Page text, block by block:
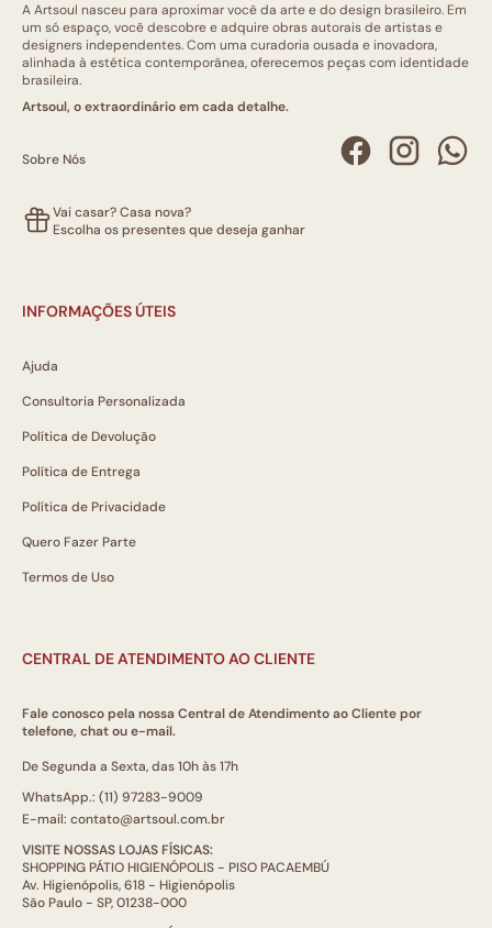
A Artsoul nasceu para aproximar você da arte e do design brasileiro. Em
um só espaço, você descobre e adquire obras autorais de artistas e
designers independentes. Com uma curadoria ousada e inovadora,
alinhada à estética contemporânea, oferecemos peças com identidade
brasileira.
Artsoul, o extraordinário em cada detalhe.
Sobre Nós
Vai casar? Casa nova?
Escolha os presentes que deseja ganhar
INFORMAÇÕES ÚTEIS
Ajuda
Consultoria Personalizada
Política de Devolução
Política de Entrega
Política de Privacidade
Quero Fazer Parte
Termos de Uso
CENTRAL DE ATENDIMENTO AO CLIENTE
Fale conosco pela nossa Central de Atendimento ao Cliente por
telefone, chat ou e-mail.
De Segunda a Sexta, das 10h às 17h
WhatsApp.: (11) 97283-9009
E-mail: contato@artsoul.com.br
VISITE NOSSAS LOJAS FÍSICAS:
SHOPPING PÁTIO HIGIENÓPOLIS - PISO PACAEMBÚ
Av. Higienópolis, 618 - Higienópolis
São Paulo - SP, 01238-000